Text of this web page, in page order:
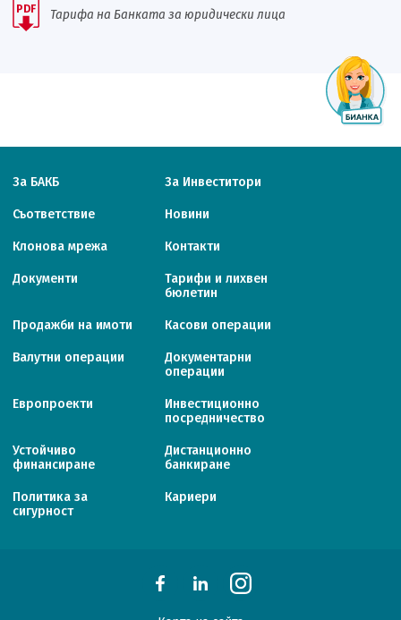
PDF Тарифа на Банката за юридически лица
За БАКБ За Инвеститори
Съответствие Новини
Клонова мрежа Контакти
Документи
Тарифи и лихвен
бюлетин
Продажби на имоти Касови операции
Валутни операции
Документарни
операции
Европроекти
Инвестиционно
посредничество
Устойчиво
финансиране
Дистанционно
банкиране
Политика за
сигурност
Кариери